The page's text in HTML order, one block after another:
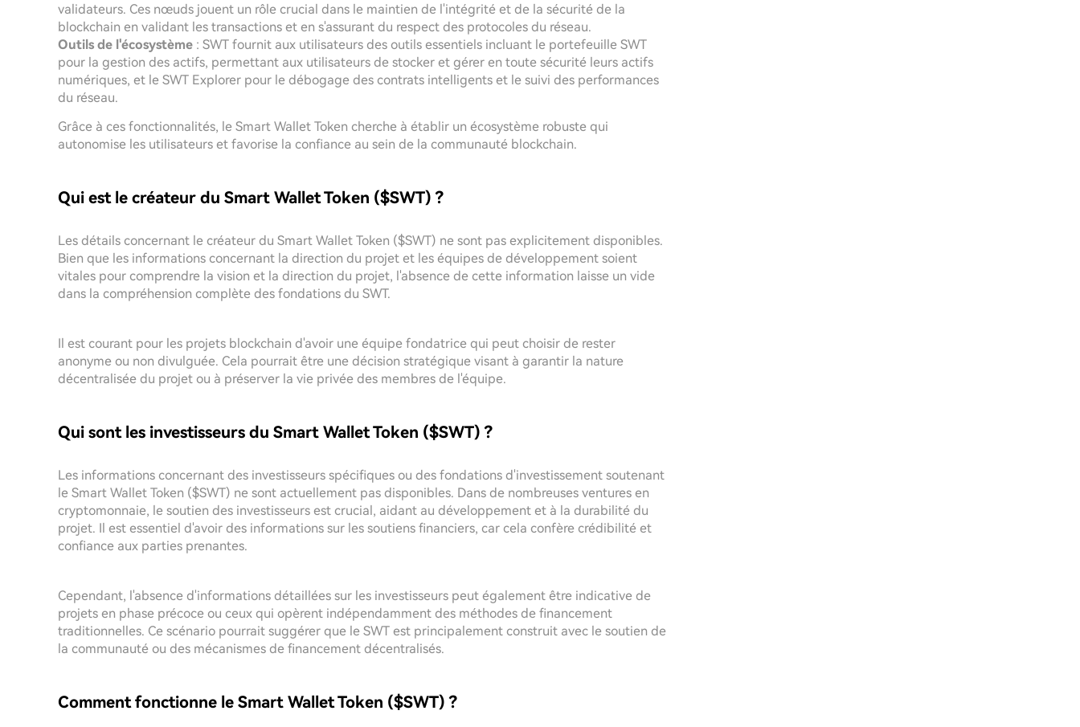
validateurs. Ces nœuds jouent un rôle crucial dans le maintien de l'intégrité et de la sécurité de la
blockchain en validant les transactions et en s'assurant du respect des protocoles du réseau.
Outils de l'écosystème : SWT fournit aux utilisateurs des outils essentiels incluant le portefeuille SWT
pour la gestion des actifs, permettant aux utilisateurs de stocker et gérer en toute sécurité leurs actifs
numériques, et le SWT Explorer pour le débogage des contrats intelligents et le suivi des performances
du réseau.
Grâce à ces fonctionnalités, le Smart Wallet Token cherche à établir un écosystème robuste qui
autonomise les utilisateurs et favorise la confiance au sein de la communauté blockchain.
Qui est le créateur du Smart Wallet Token ($SWT) ?
Les détails concernant le créateur du Smart Wallet Token ($SWT) ne sont pas explicitement disponibles.
Bien que les informations concernant la direction du projet et les équipes de développement soient
vitales pour comprendre la vision et la direction du projet, l'absence de cette information laisse un vide
dans la compréhension complète des fondations du SWT.
Il est courant pour les projets blockchain d'avoir une équipe fondatrice qui peut choisir de rester
anonyme ou non divulguée. Cela pourrait être une décision stratégique visant à garantir la nature
décentralisée du projet ou à préserver la vie privée des membres de l'équipe.
Qui sont les investisseurs du Smart Wallet Token ($SWT) ?
Les informations concernant des investisseurs spécifiques ou des fondations d'investissement soutenant
le Smart Wallet Token ($SWT) ne sont actuellement pas disponibles. Dans de nombreuses ventures en
cryptomonnaie, le soutien des investisseurs est crucial, aidant au développement et à la durabilité du
projet. Il est essentiel d'avoir des informations sur les soutiens financiers, car cela confère crédibilité et
confiance aux parties prenantes.
Cependant, l'absence d'informations détaillées sur les investisseurs peut également être indicative de
projets en phase précoce ou ceux qui opèrent indépendamment des méthodes de financement
traditionnelles. Ce scénario pourrait suggérer que le SWT est principalement construit avec le soutien de
la communauté ou des mécanismes de financement décentralisés.
Comment fonctionne le Smart Wallet Token ($SWT) ?